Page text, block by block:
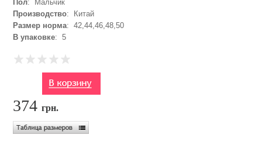
Пол: Мальчик
Производство: Китай
Размер норма: 42,44,46,48,50
В упаковке: 5
374грн.